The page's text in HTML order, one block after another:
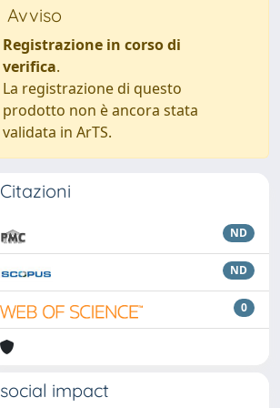
Avviso
Registrazione in corso di
verifica.
La registrazione di questo
prodotto non è ancora stata
validata in ArTS.
Citazioni
ND
ND
0
social impact